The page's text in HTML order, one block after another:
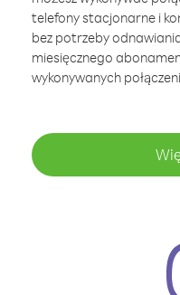
telefony stacjonarne i
bez potrzeby
miesięcznego
wykonywanych